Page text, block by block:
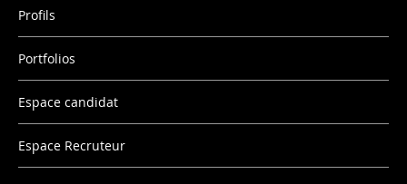
Profils
Portfolios
Espace candidat
Espace Recruteur